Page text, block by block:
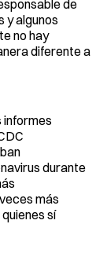
de
y algunos
no hay
diferente a
informes
durante
más
sí